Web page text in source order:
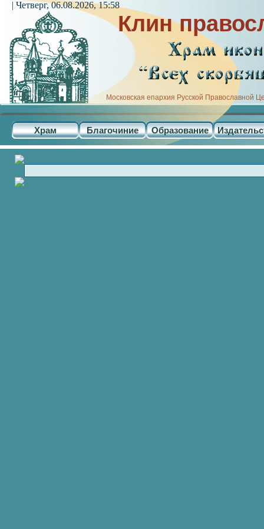
Клин
Московская епархия Русской Православной
Храм Благочиние Образование
| Четверг, 06.08.2026, 15:58